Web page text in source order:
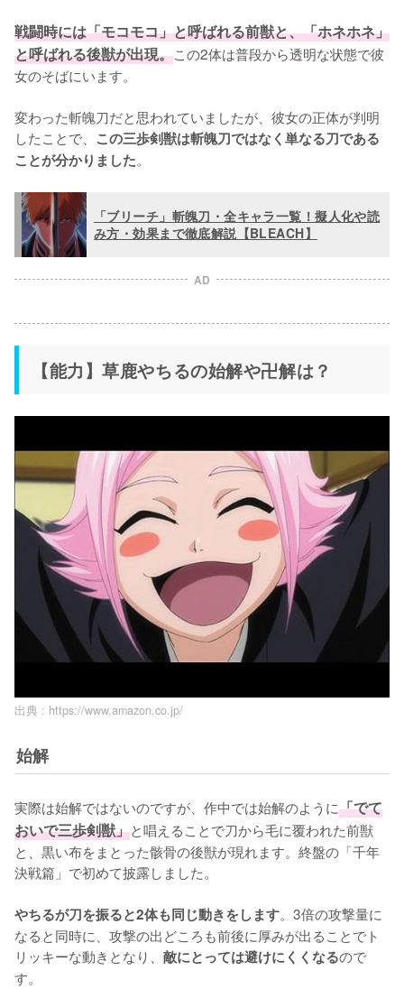
戦闘時には「モコモコ」と呼ばれる前獣と、「ホネホネ」
と呼ばれる後獣が出現。この2体は普段から透明な状態で彼
女のそばにいます。
変わった斬魄刀だと思われていましたが、彼女の正体が判明
したことで、 この三歩剣獣は斬魄刀ではなく単なる刀である
ことが分かりました。
「ブリーチ」斬魄刀・全キャラ一覧！擬人化や読
み方・効果まで徹底解説【BLEACH】
AD
【能力】草鹿やちるの始解や卍解は？
出典 : https://www.amazon.co.jp/
始解
実際は始解ではないのですが、作中では始解のように「でて
おいで三歩剣獣」と唱えることで刀から毛に覆われた前獣
と、黒い布をまとった骸骨の後獣が現れます。終盤の「千年
決戦篇」で初めて披露しました。
やちるが刀を振ると2体も同じ動きをします。3倍の攻撃量に
なると同時に、攻撃の出どころも前後に厚みが出ることでト
リッキーな動きとなり、 敵にとっては避けにくくなるので
す。